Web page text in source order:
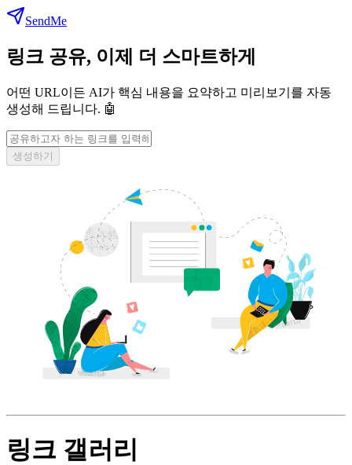
SendMe
링크 공유, 이제 더 스마트하게
어떤 URL이든 AI가 핵심 내용을 요약하고 미리보기를 자동
생성해 드립니다. 🤖
생성하기
링크 갤러리